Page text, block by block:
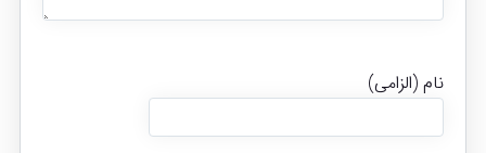
نام (الزامی)